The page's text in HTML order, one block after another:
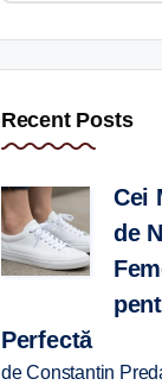
Recent Posts
Cei
de
Perfectă
de Constantin